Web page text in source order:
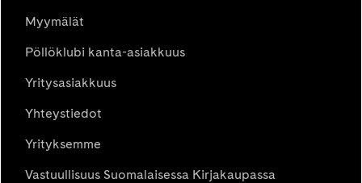
Myymälät
Pöllöklubi kanta-asiakkuus
Yritysasiakkuus
Yhteystiedot
Yrityksemme
Vastuullisuus Suomalaisessa Kirjakaupassa